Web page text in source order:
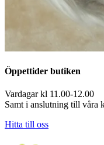
Öppettider butiken
Vardagar kl 11.00-12.00
Samt i anslutning till våra
Hitta till oss